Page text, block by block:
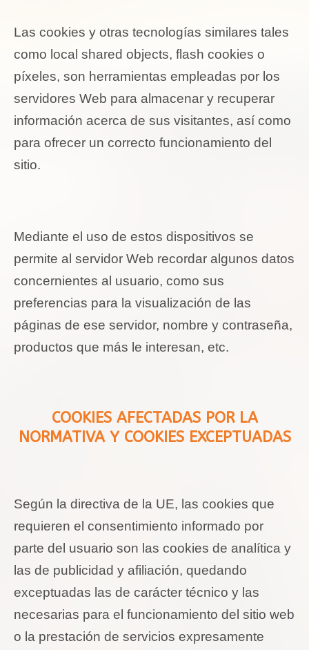
Las cookies y otras tecnologías similares tales
como local shared objects, flash cookies o
píxeles, son herramientas empleadas por los
servidores Web para almacenar y recuperar
información acerca de sus visitantes, así como
para ofrecer un correcto funcionamiento del
sitio.
Mediante el uso de estos dispositivos se
permite al servidor Web recordar algunos datos
concernientes al usuario, como sus
preferencias para la visualización de las
páginas de ese servidor, nombre y contraseña,
productos que más le interesan, etc.
COOKIES AFECTADAS POR LA
NORMATIVA Y COOKIES EXCEPTUADAS
Según la directiva de la UE, las cookies que
requieren el consentimiento informado por
parte del usuario son las cookies de analítica y
las de publicidad y afiliación, quedando
exceptuadas las de carácter técnico y las
necesarias para el funcionamiento del sitio web
o la prestación de servicios expresamente